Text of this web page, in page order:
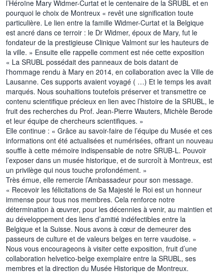
l’Héroïne Mary Widmer-Curtat et le centenaire de la SRUBL et en
pourquoi le choix de Montreux « revêt une signification toute
particulière. Le lien entre la famille Widmer-Curtat et la Belgique
est ancré dans ce terroir : le Dr Widmer, époux de Mary, fut le
fondateur de la prestigieuse Clinique Valmont sur les hauteurs de
la ville. » Ensuite elle rappelle comment est née cette exposition
« La SRUBL possédait des panneaux de bois datant de
l'hommage rendu à Mary en 2014, en collaboration avec la Ville de
Lausanne. Ces supports avaient voyagé ( …) Et le temps les avait
marqués. Nous souhaitions toutefois préserver et transmettre ce
contenu scientifique précieux en lien avec l’histoire de la SRUBL, le
fruit des recherches du Prof. Jean-Pierre Wauters, Michèle Berode
et leur équipe de chercheurs scientifiques. »
Elle continue : « Grâce au savoir-faire de l’équipe du Musée et ces
informations ont été actualisées et numérisées, offrant un nouveau
souffle à cette mémoire indispensable de notre SRUB-L. Pouvoir
l’exposer dans un musée historique, et de surcroît à Montreux, est
un privilège qui nous touche profondément. »
Très émue, elle remercie l’Ambassadeur pour son message.
« Recevoir les félicitations de Sa Majesté le Roi est un honneur
immense pour tous nos membres. Cela renforce notre
détermination à œuvrer, pour les décennies à venir, au maintien et
au développement des liens d’amitié indéfectibles entre la
Belgique et la Suisse. Nous avons à cœur de demeurer des
passeurs de culture et de valeurs belges en terre vaudoise. »
Nous vous encourageons à visiter cette exposition, fruit d’une
collaboration helvetico-belge exemplaire entre la SRUBL, ses
membres et la direction du Musée Historique de Montreux.